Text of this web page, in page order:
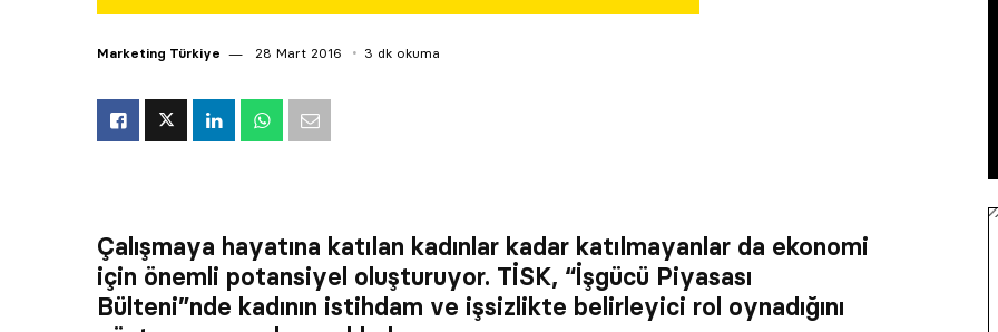
Marketing Türkiye 28 Mart 2016 3 dk okuma
Çalışmaya hayatına katılan kadınlar kadar katılmayanlar da ekonomi
için önemli potansiyel oluşturuyor. TİSK, “İşgücü Piyasası
Bülteni”nde kadının istihdam ve işsizlikte belirleyici rol oynadığını